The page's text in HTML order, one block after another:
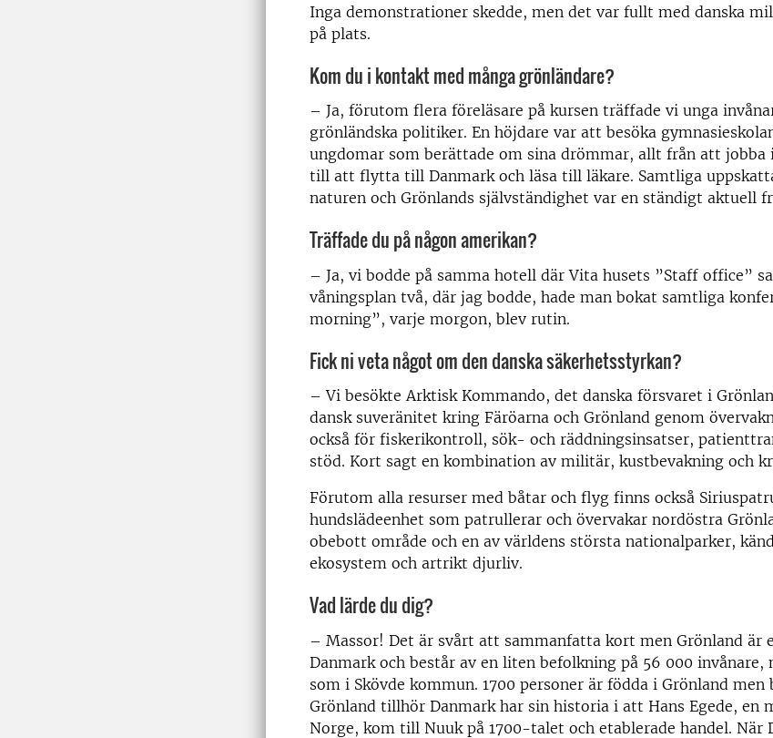
Inga demonstrationer skedde, men det var fullt med danska
på plats.
Kom du i kontakt med många grönländare?
– Ja, förutom flera föreläsare på kursen träffade vi unga
grönländska politiker. En höjdare var att besöka
ungdomar som berättade om sina drömmar, allt från att
till att flytta till Danmark och läsa till läkare. Samtliga
naturen och Grönlands självständighet var en ständigt aktuell
Träffade du på någon amerikan?
– Ja, vi bodde på samma hotell där Vita husets ”Staff office”
våningsplan två, där jag bodde, hade man bokat samtliga
morning”, varje morgon, blev rutin.
Fick ni veta något om den danska säkerhetsstyrkan?
– Vi besökte Arktisk Kommando, det danska försvaret i
dansk suveränitet kring Färöarna och Grönland genom
också för fiskerikontroll, sök- och räddningsinsatser,
stöd. Kort sagt en kombination av militär, kustbevakning och
Förutom alla resurser med båtar och flyg finns också
hundslädeenhet som patrullerar och övervakar nordöstra
obebott område och en av världens största nationalparker,
ekosystem och artrikt djurliv.
Vad lärde du dig?
– Massor! Det är svårt att sammanfatta kort men Grönland är
Danmark och består av en liten befolkning på 56 000 invånare,
som i Skövde kommun. 1700 personer är födda i Grönland
Grönland tillhör Danmark har sin historia i att Hans Egede, en
Norge, kom till Nuuk på 1700-talet och etablerade handel. När